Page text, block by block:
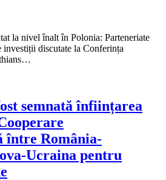
la nivel înalt în Polonia: Parteneriate
investiții discutate la Conferința
semnată înființarea
între România-
Ucraina pentru